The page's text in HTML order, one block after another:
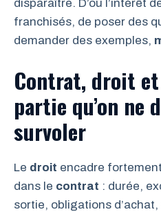
disparaître. D’où l’intérêt
franchisés, de poser des
demander des exemples,
Contrat, droit
partie qu’on ne
survoler
Le droit encadre
dans le contrat : durée,
sortie, obligations